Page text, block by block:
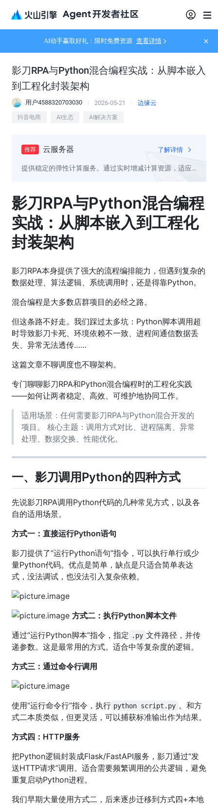
AI动手赢取好礼：限时免费资源 查看详情
影刀RPA与Python混合编程实战：从脚本嵌入
到工程化封装架构
用户4588320703030 2026-05-21 边缘云
抖音电商 AI生态 AI解决方案
推荐 云服务器 了解详情
提供稳定的弹性计算服务。通过实时增减计算资源，适应
影刀RPA与Python混合编程
实战：从脚本嵌入到工程化
封装架构
影刀RPA本身提供了强大的流程编排能力，但遇到复杂的
数据处理、算法逻辑、系统调用时，还是得靠Python。
混合编程是大多数店群项目的必经之路。
但这条路不好走。我们踩过太多坑：Python脚本调用超
时导致影刀卡死、环境依赖不一致、进程间通信数据丢
失、异常无法透传……
这篇文章不聊调度也不聊架构。
专门聊聊影刀RPA和Python混合编程时的工程化实践
——如何让两者稳定、高效、可维护地协同工作。
适用场景：任何需要影刀RPA与Python混合开发的
项目。 核心主题：调用方式对比、进程隔离、异常
处理、数据交换、性能优化。
一、影刀调用Python的四种方式
先说影刀RPA调用Python代码的几种常见方式，以及各
自的适用场景。
方式一：直接运行Python语句
影刀提供了“运行Python语句”指令，可以执行单行或少
量Python代码。优点是简单，缺点是只适合简单表达
式，没法调试，也没法引入复杂依赖。
方式二：执行Python脚本文件
通过“运行Python脚本”指令，指定 .py 文件路径，并传
递参数。这是最常用的方式。适合中等复杂度的逻辑。
方式三：通过命令行调用
使用“运行命令行”指令，执行 python script.py 。和方
式二本质类似，但更灵活，可以捕获标准输出作为结果。
方式四：HTTP服务
把Python逻辑封装成Flask/FastAPI服务，影刀通过“发
送HTTP请求”调用。适合需要频繁调用的公共逻辑，避免
重复启动Python进程。
我们早期大量使用方式二，后来逐步迁移到方式四+本地